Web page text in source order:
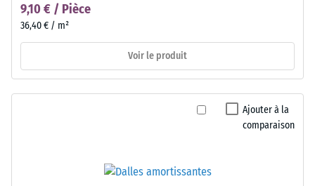
9,10 € / Pièce
36,40 € / m²
Voir le produit
Ajouter à la
comparaison